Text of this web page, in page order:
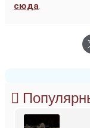
сюда.